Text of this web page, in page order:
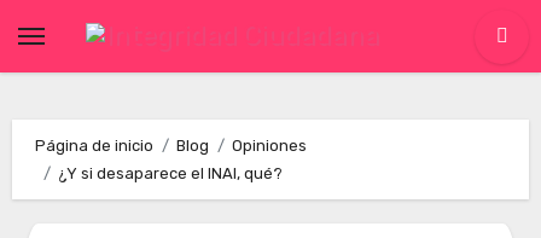
Página de inicio Blog
Opiniones
¿Y si desaparece el INAI, qué?